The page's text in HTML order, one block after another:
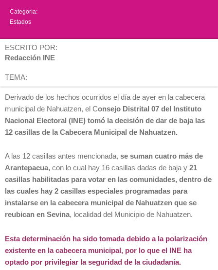
Categoría:
Estados
ESCRITO POR:
Redacción INE
TEMA:
Derivado de los hechos ocurridos el día de ayer en la cabecera
municipal de Nahuatzen, el Consejo Distrital 07 del Instituto
Nacional Electoral (INE) tomó la decisión de dar de baja las
12 casillas de la Cabecera Municipal de Nahuatzen.
A las 12 casillas antes mencionada, se suman cuatro más de
Arantepacua, con lo cual hay 16 casillas dadas de baja y 21
casillas habilitadas para votar en las comunidades, dentro de
las cuales hay 2 casillas especiales programadas para
instalarse en la cabecera municipal de Nahuatzen que se
reubican en Sevina, localidad del Municipio de Nahuatzen.
Esta determinación ha sido tomada debido a la polarización
existente en la cabecera municipal, por lo que el INE ha
optado por privilegiar la seguridad de la ciudadanía.